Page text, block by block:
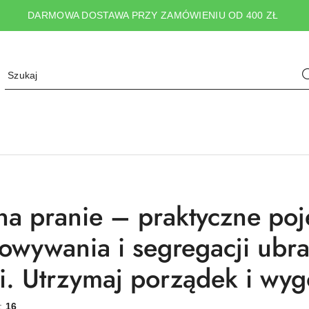
DARMOWA DOSTAWA PRZY ZAMÓWIENIU OD 400 ZŁ
pranie – praktyczne
i segregacji
Utrzymaj porządek i
16